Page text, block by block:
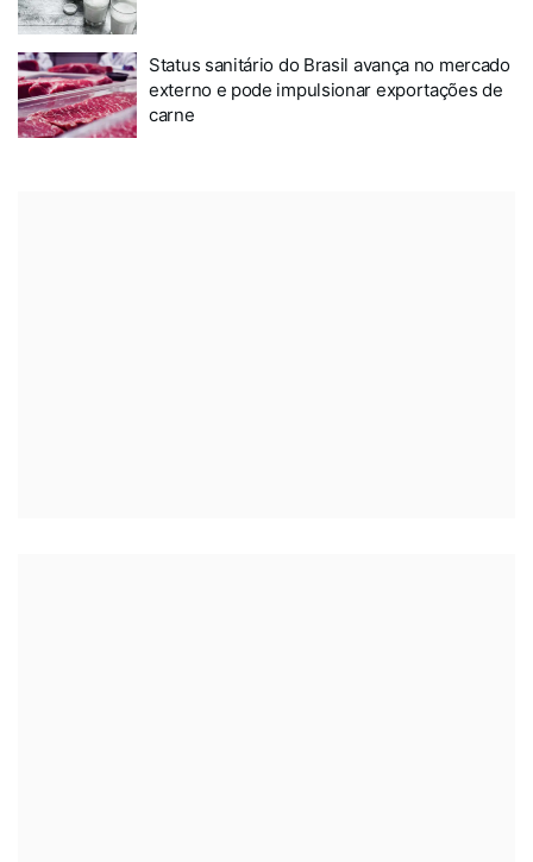
Status sanitário do Brasil avança no mercado
externo e pode impulsionar exportações de
carne